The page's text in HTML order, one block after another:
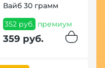
Вайб 30 грамм
352 руб. премиум
359 руб.